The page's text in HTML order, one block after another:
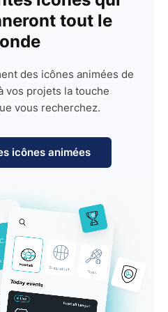
tout le
des icônes animées de
vos projets la touche
vous recherchez.
icônes animées